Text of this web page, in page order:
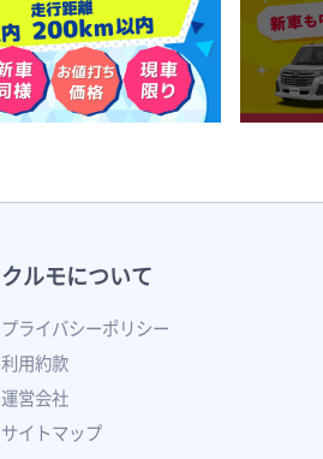
クルモについて
プライバシーポリシー
利用約款
運営会社
サイトマップ